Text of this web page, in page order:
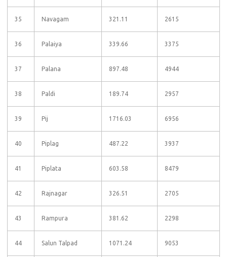
35 Navagam 321.11 2615
36 Palaiya 339.66 3375
37 Palana 897.48 4944
38 Paldi 189.74 2957
39 Pij 1716.03 6956
40 Piplag 487.22 3937
41 Piplata 603.58 8479
42 Rajnagar 326.51 2705
43 Rampura 381.62 2298
44 Salun Talpad 1071.24 9053